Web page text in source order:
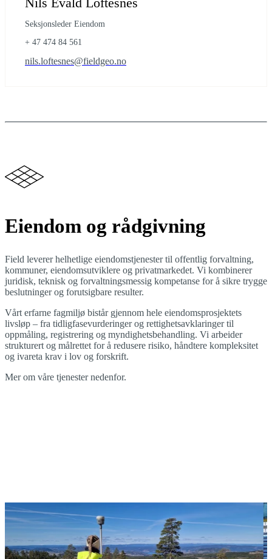
Seksjonsleder Eiendom
+ 47 474 84 561
nils.loftesnes@fieldgeo.no
Eiendom og rådgivning
Field leverer helhetlige eiendomstjenester til offentlig forvaltning,
kommuner, eiendomsutviklere og privatmarkedet. Vi kombinerer
juridisk, teknisk og forvaltningsmessig kompetanse for å sikre trygge
beslutninger og forutsigbare resulter.
Vårt erfarne fagmiljø bistår gjennom hele eiendomsprosjektets
livsløp – fra tidligfasevurderinger og rettighetsavklaringer til
oppmåling, registrering og myndighetsbehandling. Vi arbeider
strukturert og målrettet for å redusere risiko, håndtere kompleksitet
og ivareta krav i lov og forskrift.
Mer om våre tjenester nedenfor.